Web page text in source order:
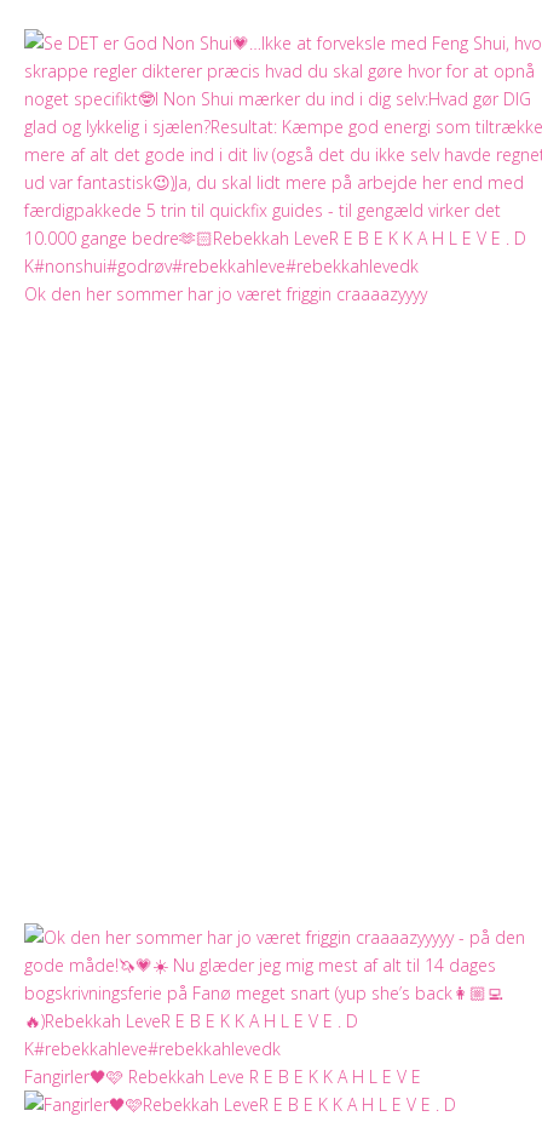
Ok den her sommer har jo været friggin craaaazyyyy
Fangirler🖤🩷 Rebekkah Leve R E B E K K A H L E V E